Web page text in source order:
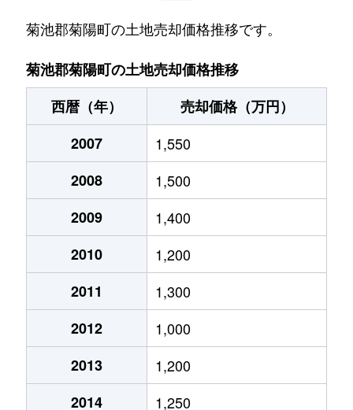
大字原水
2,000万円 原水
大字原水
1,700万円 原水
大字原水
1,700万円 原水
徒歩16分
大字原水
490万円
大字原水
520万円
大字原水
1,800万円
大字原水
1,100万円
大字原水
1,800万円
大字原水
1,400万円
大字原水
1,700万円
大字原水
460万円
菊池郡菊陽町の土地売却価格推移です。
菊池郡菊陽町の土地売却価格推移
西暦（年）
売却価格（万円）
2007
1,550
2008
1,500
2009
1,400
2010
1,200
2011
1,300
2012
1,000
2013
1,200
2014
1,250